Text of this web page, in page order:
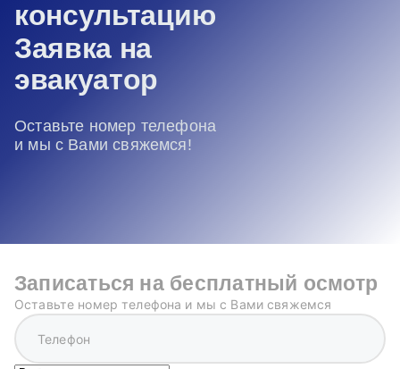
консультацию
Заявка на
эвакуатор
Оставьте номер телефона
и мы с Вами свяжемся!
Записаться на бесплатный осмотр
Оставьте номер телефона и мы с Вами свяжемся